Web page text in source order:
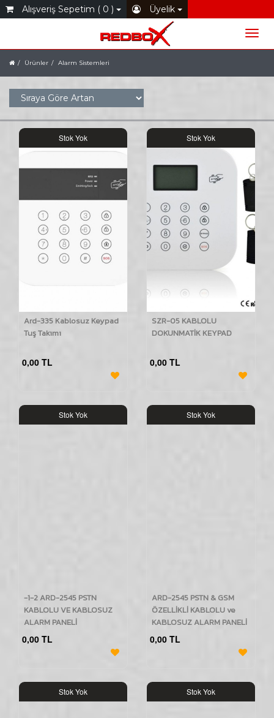
Alışveriş Sepetim ( 0 ) Üyelik
Ürünler Alarm Sistemleri
Stok Yok
Ard-335 Kablosuz Keypad
Tuş Takımı
0,00 TL
Stok Yok
SZR-05 KABLOLU
DOKUNMATİK KEYPAD
0,00 TL
Stok Yok
-1-2 ARD-2545 PSTN
KABLOLU VE KABLOSUZ
ALARM PANELİ
0,00 TL
Stok Yok
ARD-2545 PSTN & GSM
ÖZELLİKLİ KABLOLU ve
KABLOSUZ ALARM PANELİ
0,00 TL
Stok Yok Stok Yok